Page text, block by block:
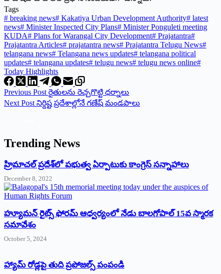
Tags
# breaking news# Kakatiya Urban Development Authority# latest
news# Minister Inspected City Plans# Minister Ponguleti meeting
KUDA# Plans for Warangal City Development# Prajatantra#
Prajatantra Articles# prajatantra news# Prajatantra Telugu News#
telangana news# Telangana news updates# telangana political
updates# telangana updates# telugu news# telugu news online#
Today Highlights
Previous Post రైతులను రెచ్చగొట్టి ధర్నాలు
Next Post నిర్దిష్ట ప్రదేశాల్లోనే గణేష్‌ ‌మండపాలు
Trending News
‌హ్రిమాచల్‌ ‌ప్రదేశ్‌లో పభుత్వ ఏర్పాటుకు కాంగ్రెస్‌ ‌సన్నాహాలు
December 8, 2022
హ్యూమన్‌ రైట్స్‌ ఫోరమ్‌ ఆధ్వర్యంలో నేడు బాలగోపాల్‌ 15వ స్మారక
సమావేశం
October 5, 2024
హ్యామ్‌ రోడ్లపై తుది ప్రపోజల్స్‌ పంపండి